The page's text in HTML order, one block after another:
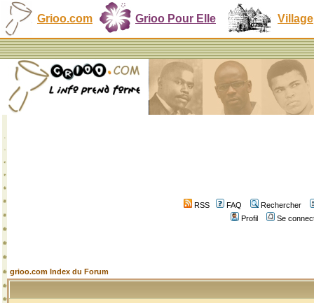
Grioo.com Grioo Pour Elle Village
RSS FAQ
Rechercher
Profil
Se
grioo.com Index du Forum